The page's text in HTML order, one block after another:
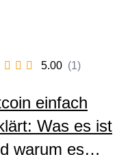
5.00 (1)
einfach
Was es ist
warum es